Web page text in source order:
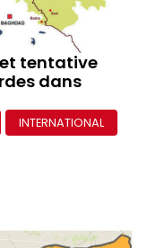
et tentative
dans
INTERNATIONAL